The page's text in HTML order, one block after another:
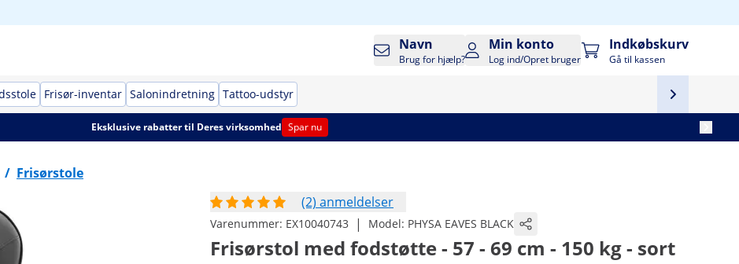
Navn
Brug for hjælp?
Min konto
Log ind/Opret bruger
Indkøbskurv
Gå til kassen
Frisør-inventar Salonindretning Tattoo-udstyr
Eksklusive rabatter til Deres virksomhed Spar nu
/ Frisørstole
(2) anmeldelser
Varenummer: EX10040743 | Model: PHYSA EAVES BLACK
Frisørstol med fodstøtte - 57 - 69 cm - 150 kg - sort